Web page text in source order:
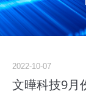
2022-10-07
文曄科技9月